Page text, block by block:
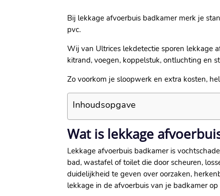
Bij lekkage afvoerbuis badkamer merk je
pvc.​
Wij van Ultrices lekdetectie sporen lekkage
kitrand, voegen, koppelstuk, ontluchting en
Zo voorkom je sloopwerk en extra kosten,
Inhoudsopgave
Wat is lekkage
Lekkage afvoerbuis badkamer is
bad, wastafel of toilet die door scheuren,
duidelijkheid te geven over oorzaken,
lekkage in de afvoerbuis van je badkamer